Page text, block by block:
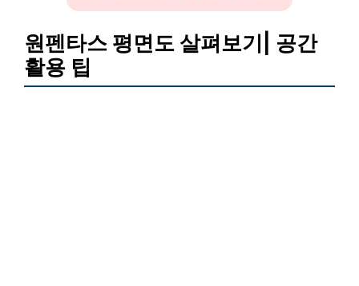
원펜타스 평면도 살펴보기| 공간
활용 팁